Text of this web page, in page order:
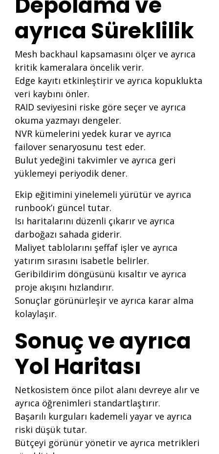
ayrıca Süreklilik
Mesh backhaul kapsamasını ölçer ve ayrıca
kritik kameralara öncelik verir.
Edge kayıtı etkinleştirir ve ayrıca kopuklukta
veri kaybını önler.
RAID seviyesini riske göre seçer ve ayrıca
okuma yazmayı dengeler.
NVR kümelerini yedek kurar ve ayrıca
failover senaryosunu test eder.
Bulut yedeğini takvimler ve ayrıca geri
yüklemeyi periyodik dener.
Ekip eğitimini yinelemeli yürütür ve ayrıca
runbook’ı güncel tutar.
Isı haritalarını düzenli çıkarır ve ayrıca
darboğazı sahada giderir.
Maliyet tablolarını şeffaf işler ve ayrıca
yatırım sırasını isabetle belirler.
Geribildirim döngüsünü kısaltır ve ayrıca
proje akışını hızlandırır.
Sonuçlar görünürleşir ve ayrıca karar alma
kolaylaşır.
Sonuç ve ayrıca
Yol Haritası
Netkosistem önce pilot alanı devreye alır ve
ayrıca öğrenimleri standartlaştırır.
Başarılı kurguları kademeli yayar ve ayrıca
riski düşük tutar.
Bütçeyi görünür yönetir ve ayrıca metrikleri